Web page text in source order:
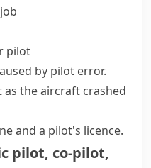
pilot
by pilot error.
the aircraft crashed
and a pilot's licence.
pilot, co-pilot,